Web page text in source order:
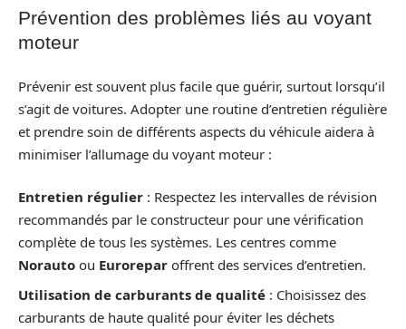
Prévention des problèmes liés au voyant
moteur
Prévenir est souvent plus facile que guérir, surtout lorsqu’il
s’agit de voitures. Adopter une routine d’entretien régulière
et prendre soin de différents aspects du véhicule aidera à
minimiser l’allumage du voyant moteur :
Entretien régulier : Respectez les intervalles de révision
recommandés par le constructeur pour une vérification
complète de tous les systèmes. Les centres comme
Norauto ou Eurorepar offrent des services d’entretien.
Utilisation de carburants de qualité : Choisissez des
carburants de haute qualité pour éviter les déchets